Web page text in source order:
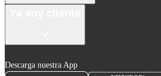
Descarga nuestra App